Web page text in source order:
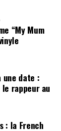
“My Mum
une date :
rappeur au
: la French